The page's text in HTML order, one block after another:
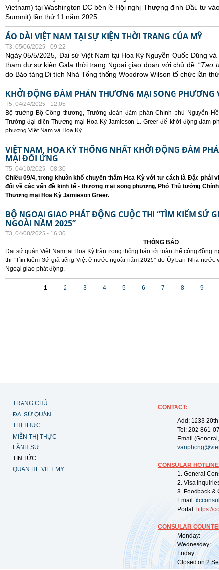
Vietnam) tại Washington DC bên lề Hội nghị Thượng đỉnh Đầu tư
Summit) lần thứ 11 năm 2025.
ÁO DÀI VIỆT NAM TẠI SỰ KIỆN THỜI TRANG CỦA MỸ
T3, 05/06/2025 - 09:22
Ngày 05/5/2025, Đại sứ Việt Nam tại Hoa Kỳ Nguyễn Quốc Dũng
tham dự sự kiện Gala thời trang Ngoại giao đoàn với chủ đề: “Tạo
do Bảo tàng Di tích Nhà Tổng thống Woodrow Wilson tổ chức lần
KHỞI ĐỘNG ĐÀM PHÁN THƯƠNG MẠI SONG PHƯƠNG
T5, 04/24/2025 - 12:05
Bộ trưởng Bộ Công thương, Trưởng đoàn đàm phán Chính phủ Nguyễn
Trưởng đại diện Thương mại Hoa Kỳ Jamieson L. Greer để khởi động đàm
phương Việt Nam và Hoa Kỳ.
VIỆT NAM, HOA KỲ THỐNG NHẤT KHỞI ĐỘNG ĐÀM
MẠI ĐỐI ỨNG
T5, 04/10/2025 - 08:30
Chiều 09/4, trong khuôn khổ chuyến thăm Hoa Kỳ với tư cách là Đặc phái
đổi về các vấn đề kinh tế - thương mại song phương, Phó Thủ tướng
Thương mại Hoa Kỳ Jamieson Greer.
BỘ NGOẠI GIAO PHÁT ĐỘNG CUỘC THI “TÌM KIẾM SỨ
NGOÀI NĂM 2025”
T3, 04/08/2025 - 16:30
THÔNG BÁO
Đại sứ quán Việt Nam tại Hoa Kỳ trân trọng thông báo tới toàn thể cộng đồng
thi “Tìm kiếm Sứ giả tiếng Việt ở nước ngoài năm 2025” do Ủy ban Nhà
Ngoại giao phát động.
1 2 3 4 5 6 7 8 9
TRANG CHỦ
ĐẠI SỨ QUÁN
THỊ THỰC
MIỄN THỊ THỰC
LÃNH SỰ
TIN TỨC
QUAN HỆ VIỆT MỸ
CONTACT:
Add: 1233
Tel: 202-861-
Email
CONSULAR
1. General
2. Visa
3. Feedback &
Email:
Portal: https://
CONSULAR
Monday:
Wednesday:
Friday:
Closed on 2